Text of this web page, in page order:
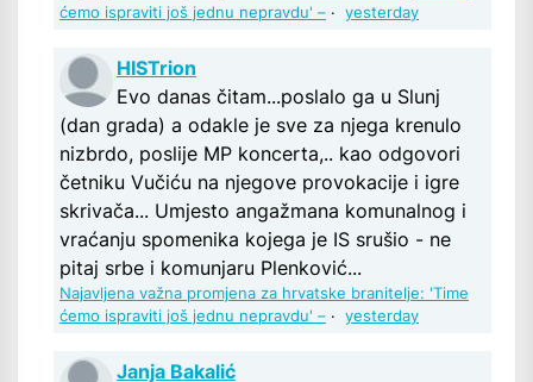
ćemo ispraviti još jednu nepravdu' – · yesterday
HISTrion
Evo danas čitam...poslalo ga u Slunj
(dan grada) a odakle je sve za njega krenulo
nizbrdo, poslije MP koncerta,.. kao odgovori
četniku Vučiću na njegove provokacije i igre
skrivača... Umjesto angažmana komunalnog i
vraćanju spomenika kojega je IS srušio - ne
pitaj srbe i komunjaru Plenković...
Najavljena važna promjena za hrvatske branitelje: 'Time
ćemo ispraviti još jednu nepravdu' – · yesterday
Janja Bakalić